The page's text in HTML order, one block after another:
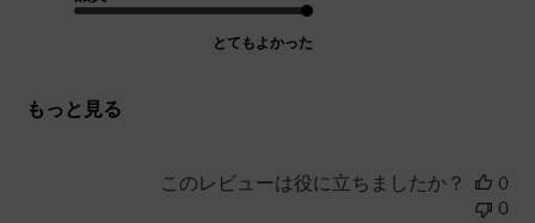
とてもよかった
もっと見る
このレビューは役に立ちましたか？
0
0